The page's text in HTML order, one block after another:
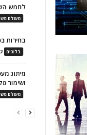
לחמש
מעולם
בחירות
בלוגים
ושימור
מעולם